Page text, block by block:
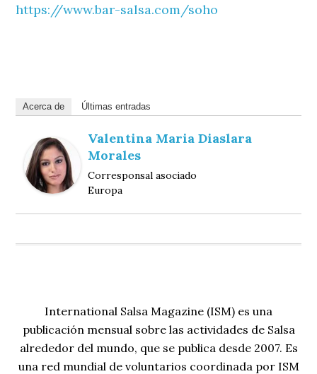
https://www.bar-salsa.com/soho
Acerca de Últimas entradas
Valentina Maria Diaslara
Morales
Corresponsal asociado
Europa
International Salsa Magazine (ISM) es una
publicación mensual sobre las actividades de Salsa
alrededor del mundo, que se publica desde 2007. Es
una red mundial de voluntarios coordinada por ISM